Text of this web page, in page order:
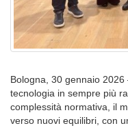
Bologna, 30 gennaio
tecnologia in sempre più
complessità normativa, il
verso nuovi equilibri, con